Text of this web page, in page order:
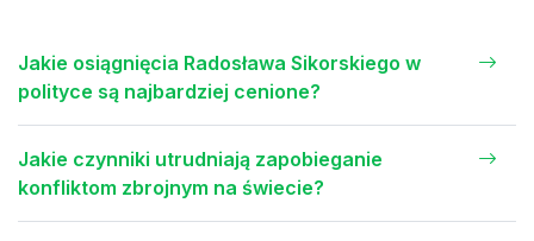
Jakie osiągnięcia Radosława Sikorskiego w
polityce są najbardziej cenione?
Jakie czynniki utrudniają zapobieganie
konfliktom zbrojnym na świecie?